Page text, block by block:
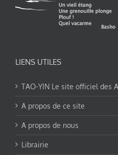
LIENS UTILES
TAO-YIN Le site officiel des
A propos de ce site
A propos de nous
Librairie